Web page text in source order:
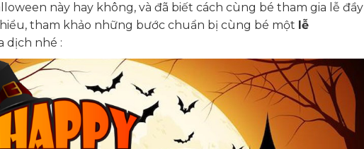
này hay không, và đã biết cách cùng bé tham gia lễ đầy
tham khảo những bước chuẩn bị cùng bé một lễ
dịch nhé :